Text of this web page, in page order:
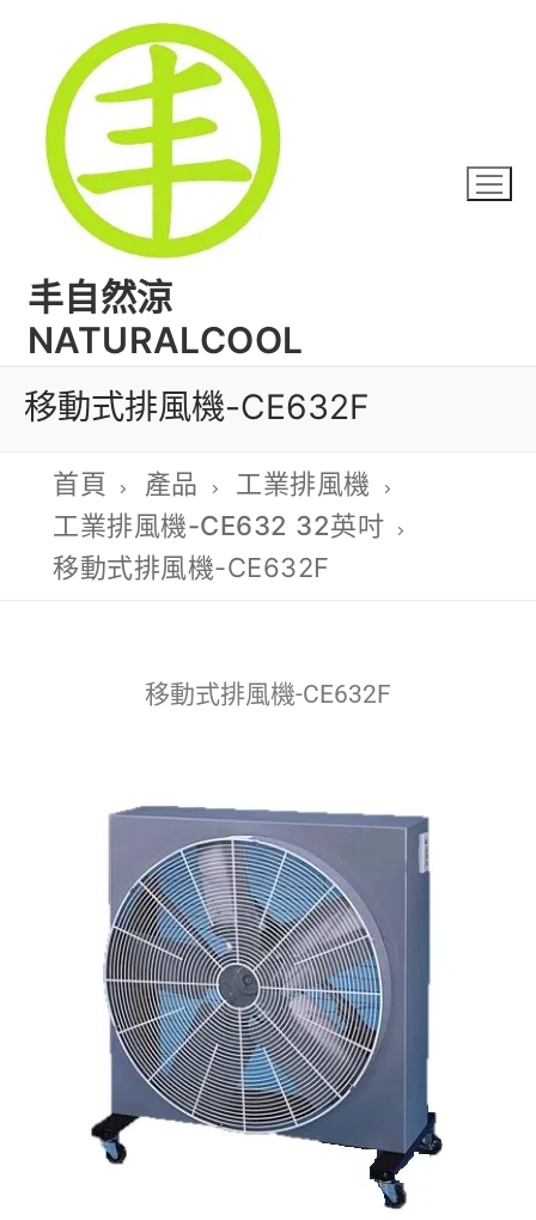
丰自然涼
NATURALCOOL
移動式排風機-CE632F
首頁 產品
工業排風機
工業排風機-CE632 32英吋
移動式排風機-CE632F
移動式排風機-CE632F